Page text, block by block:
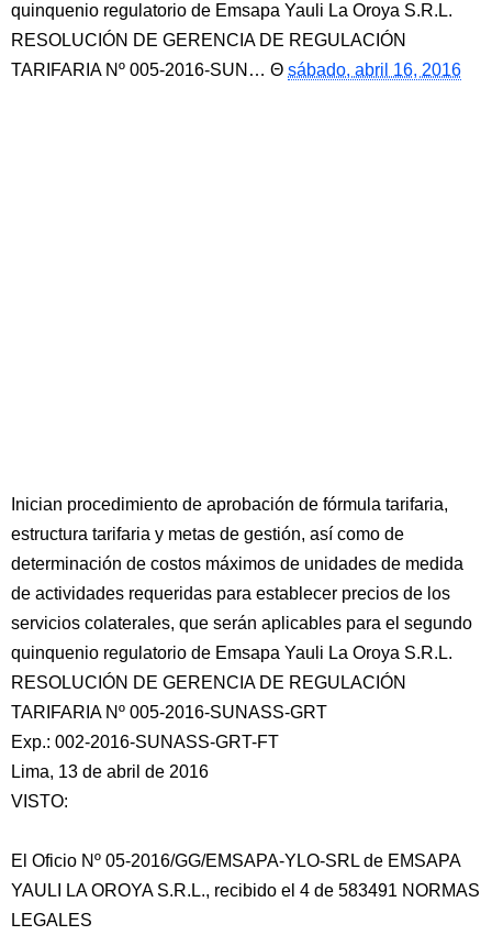
quinquenio regulatorio de Emsapa Yauli La Oroya S.R.L.
RESOLUCIÓN DE GERENCIA DE REGULACIÓN
TARIFARIA Nº 005-2016-SUN…
sábado, abril 16, 2016
Inician procedimiento de aprobación de fórmula tarifaria,
estructura tarifaria y metas de gestión, así como de
determinación de costos máximos de unidades de medida
de actividades requeridas para establecer precios de los
servicios colaterales, que serán aplicables para el segundo
quinquenio regulatorio de Emsapa Yauli La Oroya S.R.L.
RESOLUCIÓN DE GERENCIA DE REGULACIÓN
TARIFARIA Nº 005-2016-SUNASS-GRT
Exp.: 002-2016-SUNASS-GRT-FT
Lima, 13 de abril de 2016
VISTO:
El Oficio Nº 05-2016/GG/EMSAPA-YLO-SRL de EMSAPA
YAULI LA OROYA S.R.L., recibido el 4 de 583491 NORMAS
LEGALES